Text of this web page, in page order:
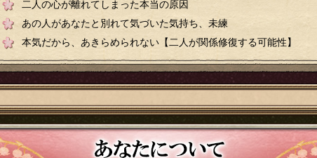
二人の心が離れてしまった本当の原因
あの人があなたと別れて気づいた気持ち、未練
本気だから、あきらめられない【二人が関係修復する可能性】